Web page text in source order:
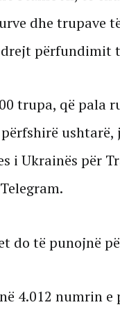
dhe trupave
përfundimit
trupa, që pala
ushtarë,
i Ukrainës për
do të punojnë
4.012 numrin